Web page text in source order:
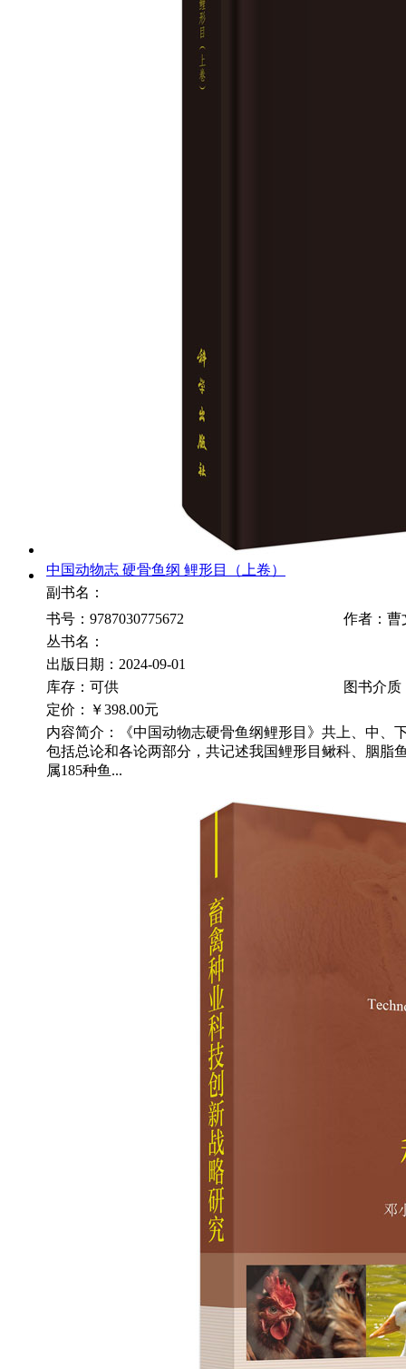
中国动物志 硬骨鱼纲 鲤形目（上卷）
副书名：
书号：9787030775672
作者：曹
丛书名：
出版日期：2024-09-01
库存：可供
图书介质
定价：
￥398.00元
内容简介：《中国动物志硬骨鱼纲鲤形目》共上、中、
包括总论和各论两部分，共记述我国鲤形目鳅科、胭脂
属185种鱼...